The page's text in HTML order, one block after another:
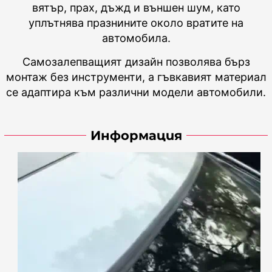
вятър, прах, дъжд и външен шум, като
уплътнява празнините около вратите на
автомобила.
Самозалепващият дизайн позволява бърз
монтаж без инструменти, а гъвкавият материал
се адаптира към различни модели автомобили.
Информация